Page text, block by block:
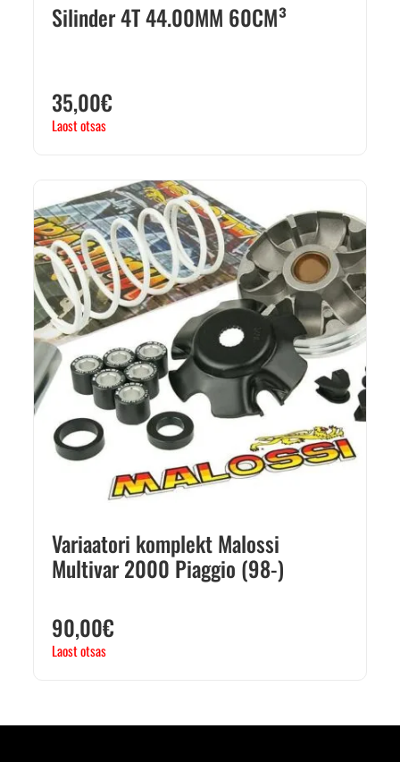
Silinder 4T 44.00MM 60CM³
35,00€
Laost otsas
Variaatori komplekt Malossi
Multivar 2000 Piaggio (98-)
90,00€
Laost otsas